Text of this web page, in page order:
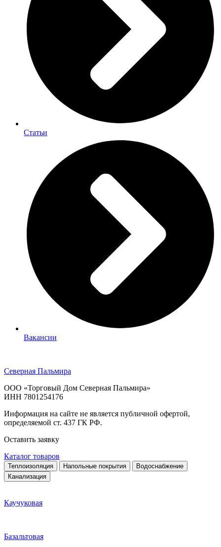
Статьи
Вакансии
Северная Пальмира
ООО «Торговый Дом Северная Пальмира»
ИНН 7801254176
Информация на сайте не является публичной офертой,
определяемой ст. 437 ГК РФ.
Оставить заявку
Каталог товаров
Теплоизоляция Напольные покрытия
Водоснабжение
Канализация
Каучуковая
Базальтовая